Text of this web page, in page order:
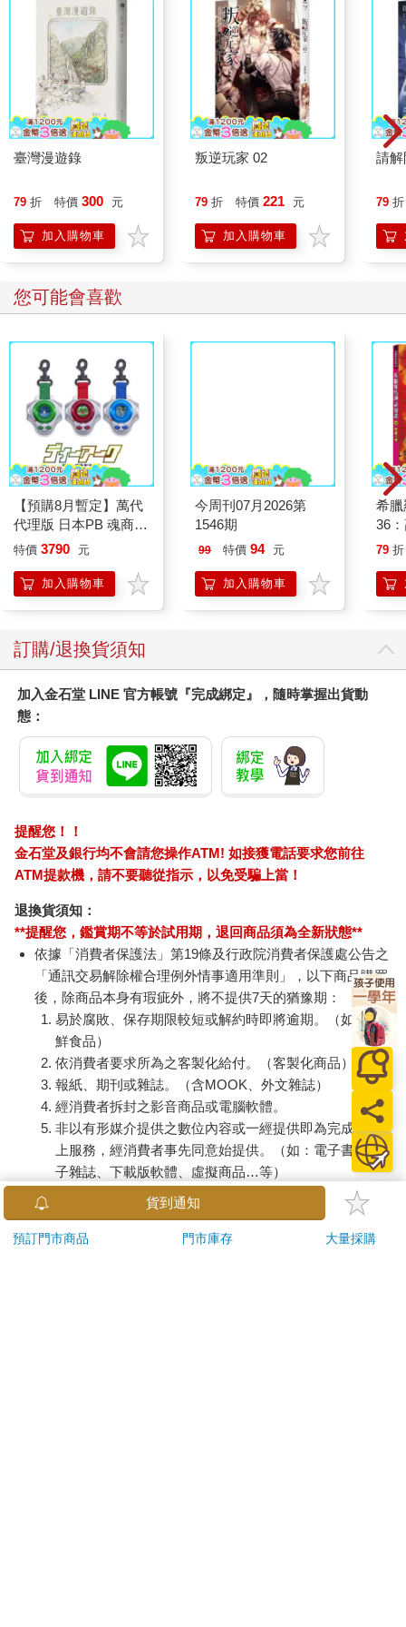
臺灣漫遊錄
79 折 特價 300 元
加入購物車
叛逆玩家 02
79 折 特價 221 元
加入購物車
請解
79 折
您可能會喜歡
【預購8月暫定】萬代
代理版 日本PB 魂商店
限定 數碼寶貝 D-ARK
特價 3790 元
加入購物車
今周刊07月2026第
1546期
99 特價 94 元
加入購物車
希
36
79 折
訂購/退換貨須知
加入金石堂 LINE 官方帳號『完成綁定』，隨時掌握出貨動
態：
提醒您！！
金石堂及銀行均不會請您操作ATM! 如接獲電話要求您前往
ATM提款機，請不要聽從指示，以免受騙上當！
退換貨須知：
**提醒您，鑑賞期不等於試用期，退回商品須為全新狀態**
依據「消費者保護法」第19條及行政院消費者保護處公告之
「通訊交易解除權合理例外情事適用準則」，以下商品購買
後，除商品本身有瑕疵外，將不提供7天的猶豫期：
易於腐敗、保存期限較短或解約時即將逾期。（如：生
鮮食品）
依消費者要求所為之客製化給付。（客製化商品）
報紙、期刊或雜誌。（含MOOK、外文雜誌）
經消費者拆封之影音商品或電腦軟體。
非以有形媒介提供之數位內容或一經提供即為完成之線
上服務，經消費者事先同意始提供。（如：電子書、電
子雜誌、下載版軟體、虛擬商品…等）
已拆封之個人衛生用品。（如：內衣褲、刮鬍刀、除毛
若非上列種類商品，均享有到貨7天的猶豫期（含例假
貨到通知
預訂門市商品 門市庫存 大量採購